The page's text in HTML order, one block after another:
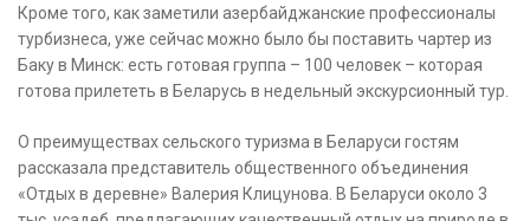
Кроме того, как заметили азербайджанские профессионалы
турбизнеса, уже сейчас можно было бы поставить чартер из
Баку в Минск: есть готовая группа – 100 человек – которая
готова прилететь в Беларусь в недельный экскурсионный тур.
О преимуществах сельского туризма в Беларуси гостям
рассказала представитель общественного объединения
«Отдых в деревне» Валерия Клицунова. В Беларуси около 3